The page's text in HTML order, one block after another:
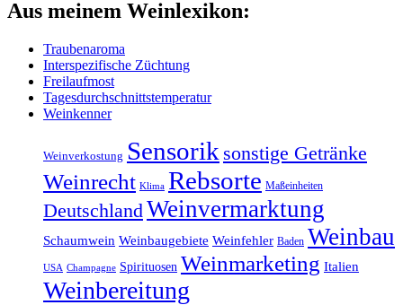
Aus meinem Weinlexikon:
Traubenaroma
Interspezifische Züchtung
Freilaufmost
Tagesdurchschnittstemperatur
Weinkenner
Weinverkostung Sensorik sonstige Getränke
Weinrecht Klima Rebsorte Maßeinheiten
Deutschland Weinvermarktung
Schaumwein Weinbaugebiete Weinfehler Baden Weinbau
USA Champagne Spirituosen Weinmarketing Italien
Weinbereitung